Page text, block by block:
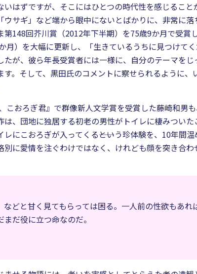
いはずですが、そこにはひとつの時代性を感じるこ
ウサギ」など端から眼中にないとばかりに、非常に
第148回芥川賞（2012年下半期）を75歳9か月で受
月）を大幅に更新し、「生きているうちに見つけて
たが、彼ら年長受賞者には一様に、自分のテーマを
す。そして、黒田氏のコメントに察せられるように
こおろぎ君』で群像新人文学賞を受賞した藤崎和男
は、団地に独居する初老の男性がトイレに棲みつい
にこおろぎが入ってくる――という珍体験を、10年
別に愛情を注ぐわけではなく、けれども顔を突き合
などと甘く見てもらっては困る。一人前の性欲もあ
だ役に立つ命なのだ。